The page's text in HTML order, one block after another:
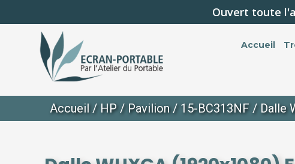
Ouvert toute
Accueil
Accueil/ HP/ Pavilion/ 15-BC313NF / Dalle